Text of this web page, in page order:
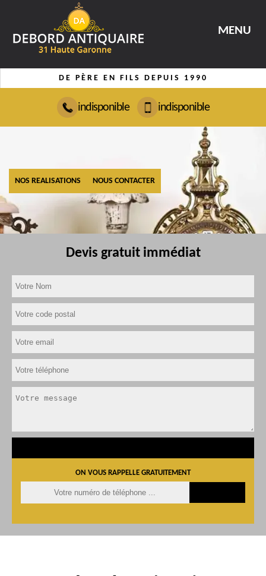
MENU
DE PÈRE EN FILS DEPUIS 1990
indisponible indisponible
NOS REALISATIONS NOUS CONTACTER
Devis gratuit immédiat
ON VOUS RAPPELLE GRATUITEMENT